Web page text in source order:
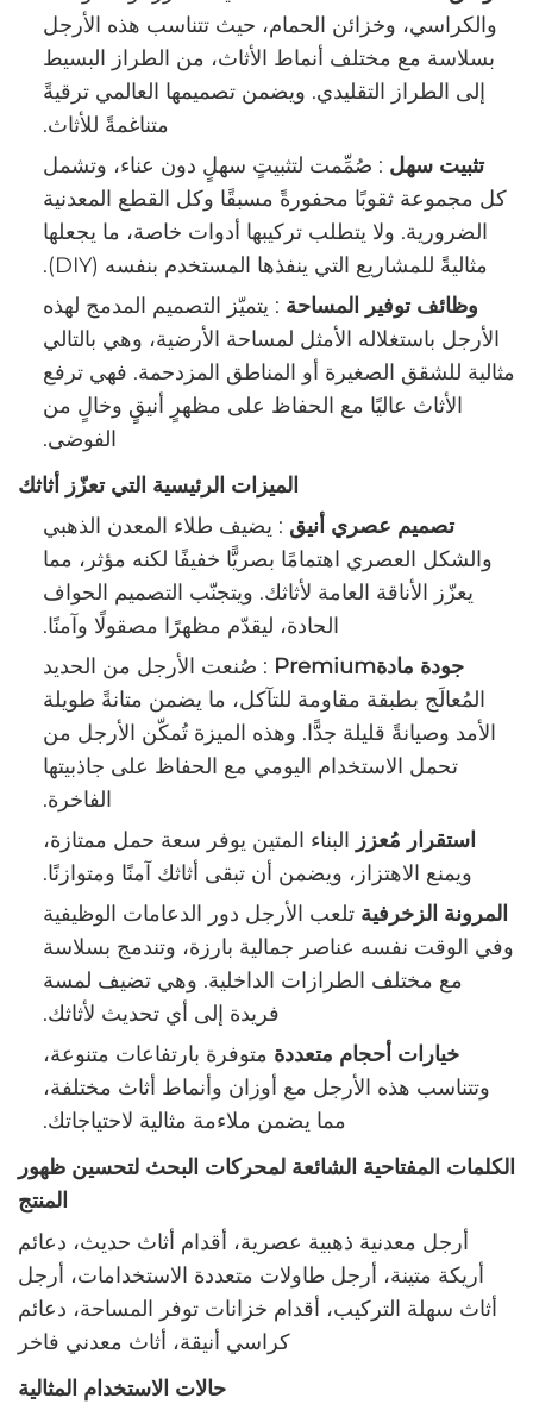
والكراسي، وخزائن الحمام، حيث تتناسب هذه الأرجل
بسلاسة مع مختلف أنماط الأثاث، من الطراز البسيط
إلى الطراز التقليدي. ويضمن تصميمها العالمي ترقيةً
متناغمةً للأثاث.
‌تثبيت سهل ‏: صُمِّمت لتثبيتٍ سهلٍ دون عناء، وتشمل
كل مجموعة ثقوبًا محفورةً مسبقًا وكل القطع المعدنية
الضرورية. ولا يتطلب تركيبها أدوات خاصة، ما يجعلها
مثاليةً للمشاريع التي ينفذها المستخدم بنفسه (DIY).
وظائف توفير المساحة ‏: يتميّز التصميم المدمج لهذه
الأرجل باستغلاله الأمثل لمساحة الأرضية، وهي بالتالي
مثالية للشقق الصغيرة أو المناطق المزدحمة. فهي ترفع
الأثاث عاليًا مع الحفاظ على مظهرٍ أنيقٍ وخالٍ من
الفوضى.
الميزات الرئيسية التي تعزّز أثاثك
‌تصميم عصري أنيق ‏: يضيف طلاء المعدن الذهبي
والشكل العصري اهتمامًا بصريًّا خفيفًا لكنه مؤثر، مما
يعزّز الأناقة العامة لأثاثك. ويتجنّب التصميم الحواف
الحادة، ليقدّم مظهرًا مصقولًا وآمنًا.
جودة مادةPremium
‏: صُنعت الأرجل من الحديد
المُعالَج بطبقة مقاومة للتآكل، ما يضمن متانةً طويلة
الأمد وصيانةً قليلة جدًّا. وهذه الميزة تُمكّن الأرجل من
تحمل الاستخدام اليومي مع الحفاظ على جاذبيتها
الفاخرة.
استقرار مُعزز البناء المتين يوفر سعة حمل ممتازة،
ويمنع الاهتزاز، ويضمن أن تبقى أثاثك آمنًا ومتوازنًا.
المرونة الزخرفية تلعب الأرجل دور الدعامات الوظيفية
وفي الوقت نفسه عناصر جمالية بارزة، وتندمج بسلاسة
مع مختلف الطرازات الداخلية. وهي تضيف لمسة
فريدة إلى أي تحديث لأثاثك.
خيارات أحجام متعددة متوفرة بارتفاعات متنوعة،
وتتناسب هذه الأرجل مع أوزان وأنماط أثاث مختلفة،
مما يضمن ملاءمة مثالية لاحتياجاتك.
الكلمات المفتاحية الشائعة لمحركات البحث لتحسين ظهور
المنتج
أرجل معدنية ذهبية عصرية، أقدام أثاث حديث، دعائم
أريكة متينة، أرجل طاولات متعددة الاستخدامات، أرجل
أثاث سهلة التركيب، أقدام خزانات توفر المساحة، دعائم
كراسي أنيقة، أثاث معدني فاخر
حالات الاستخدام المثالية